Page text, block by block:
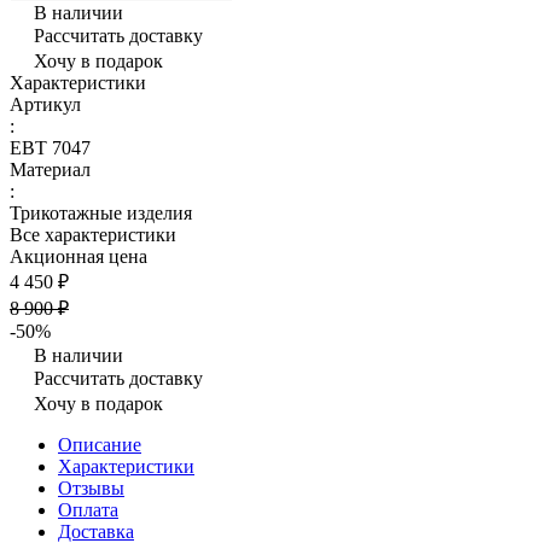
В наличии
Рассчитать доставку
Хочу в подарок
Характеристики
Артикул
:
ЕВТ 7047
Материал
:
Трикотажные изделия
Все характеристики
Акционная цена
4 450 ₽
8 900 ₽
-50%
В наличии
Рассчитать доставку
Хочу в подарок
Описание
Характеристики
Отзывы
Оплата
Доставка